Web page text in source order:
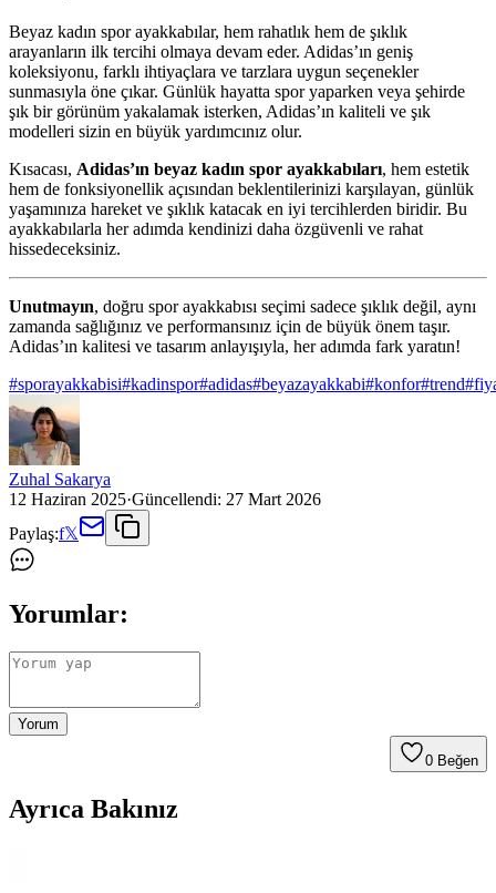
Beyaz kadın spor ayakkabılar, hem rahatlık hem de şıklık
arayanların ilk tercihi olmaya devam eder. Adidas’ın geniş
koleksiyonu, farklı ihtiyaçlara ve tarzlara uygun seçenekler
sunmasıyla öne çıkar. Günlük hayatta spor yaparken veya şehirde
şık bir görünüm yakalamak isterken, Adidas’ın kaliteli ve şık
modelleri sizin en büyük yardımcınız olur.
Kısacası, Adidas’ın beyaz kadın spor ayakkabıları, hem estetik
hem de fonksiyonellik açısından beklentilerinizi karşılayan, günlük
yaşamınıza hareket ve şıklık katacak en iyi tercihlerden biridir. Bu
ayakkabılarla her adımda kendinizi daha özgüvenli ve rahat
hissedeceksiniz.
Unutmayın, doğru spor ayakkabısı seçimi sadece şıklık değil, aynı
zamanda sağlığınız ve performansınız için de büyük önem taşır.
Adidas’ın kalitesi ve tasarım anlayışıyla, her adımda fark yaratın!
#sporayakkabisi#kadinspor#adidas#beyazayakkabi#konfor#trend#
Zuhal Sakarya
12 Haziran 2025·Güncellendi: 27 Mart 2026
Paylaş:f𝕏
Yorumlar:
Yorum
0 Beğen
Ayrıca Bakınız